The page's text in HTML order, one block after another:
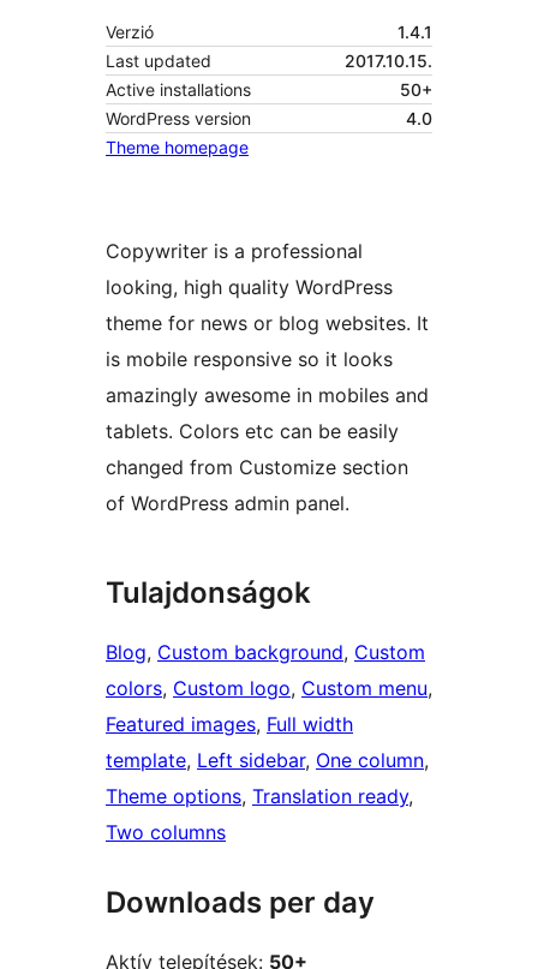
Verzió
1.4.1
Last updated
2017.10.15.
Active installations
50+
WordPress version
4.0
Theme homepage
Copywriter is a professional
looking, high quality WordPress
theme for news or blog websites. It
is mobile responsive so it looks
amazingly awesome in mobiles and
tablets. Colors etc can be easily
changed from Customize section
of WordPress admin panel.
Tulajdonságok
Blog, Custom background, Custom
colors, Custom logo, Custom menu
Featured images, Full width
template, Left sidebar, One column
Theme options, Translation ready
Two columns
Downloads per day
Aktív telepítések: 50+